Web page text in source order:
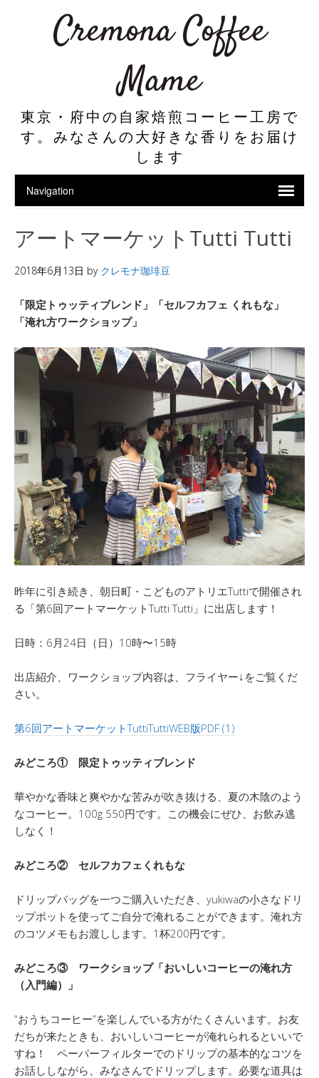
Cremona Coffee
Mame
東京・府中の自家焙煎コーヒー工房で
す。みなさんの大好きな香りをお届け
します
アートマーケットTutti Tutti
2018年6月13日 by クレモナ珈琲豆
「限定トゥッティブレンド」「セルフカフェ くれもな」
「淹れ方ワークショップ」
昨年に引き続き、朝日町・こどものアトリエTuttiで開催され
る「第6回アートマーケットTutti Tutti」に出店します！
日時：6月24日（日）10時〜15時
出店紹介、ワークショップ内容は、フライヤー↓をご覧くだ
さい。
第6回アートマーケットTuttiTuttiWEB版PDF (1)
みどころ① 限定トゥッティブレンド
華やかな香味と爽やかな苦みが吹き抜ける、夏の木陰のよう
なコーヒー。100g 550円です。この機会にぜひ、お飲み逃
しなく！
みどころ② セルフカフェくれもな
ドリップバッグを一つご購入いただき、yukiwaの小さなドリ
ップポットを使ってご自分で淹れることができます。淹れ方
のコツメモもお渡しします。1杯200円です。
みどころ③ ワークショップ「おいしいコーヒーの淹れ方
（入門編）」
“おうちコーヒー”を楽しんでいる方がたくさんいます。お友
だちが来たときも、おいしいコーヒーが淹れられるといいで
すね！ ペーパーフィルターでのドリップの基本的なコツを
お話ししながら、みなさんでドリップします。必要な道具は